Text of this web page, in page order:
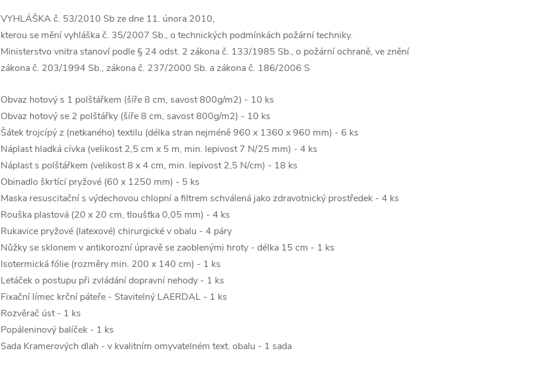
VYHLÁŠKA č. 53/2010 Sb ze dne 11. února 2010,
kterou se mění vyhláška č. 35/2007 Sb., o technických podmínkách požární techniky.
Ministerstvo vnitra stanoví podle § 24 odst. 2 zákona č. 133/1985 Sb., o požární ochraně, ve znění
zákona č. 203/1994 Sb., zákona č. 237/2000 Sb. a zákona č. 186/2006 S
Obvaz hotový s 1 polštářkem (šíře 8 cm, savost 800g/m2) - 10 ks
Obvaz hotový se 2 polštářky (šíře 8 cm, savost 800g/m2) - 10 ks
Šátek trojcípý z (netkaného) textilu (délka stran nejméně 960 x 1360 x 960 mm) - 6 ks
Náplast hladká cívka (velikost 2,5 cm x 5 m, min. lepivost 7 N/25 mm) - 4 ks
Náplast s polštářkem (velikost 8 x 4 cm, min. lepivost 2,5 N/cm) - 18 ks
Obinadlo škrtící pryžové (60 x 1250 mm) - 5 ks
Maska resuscitační s výdechovou chlopní a filtrem schválená jako zdravotnický prostředek - 4 ks
Rouška plastová (20 x 20 cm, tloušťka 0,05 mm) - 4 ks
Rukavice pryžové (latexové) chirurgické v obalu - 4 páry
Nůžky se sklonem v antikorozní úpravě se zaoblenými hroty - délka 15 cm - 1 ks
Isotermická fólie (rozměry min. 200 x 140 cm) - 1 ks
Letáček o postupu při zvládání dopravní nehody - 1 ks
Fixační límec krční páteře - Stavitelný LAERDAL - 1 ks
Rozvěrač úst - 1 ks
Popáleninový balíček - 1 ks
Sada Kramerových dlah - v kvalitním omyvatelném text. obalu - 1 sada